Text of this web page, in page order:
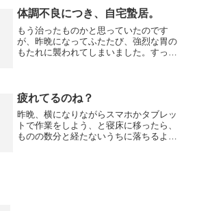
体調不良につき、自宅蟄居。
もう治ったものかと思っていたのです
が、昨晩になってふたたび、強烈な胃の
もたれに襲われてしまいました。すっか
消耗して、頭が回らない。こ...
疲れてるのね？
昨晩、横になりながらスマホかタブレッ
トで作業をしよう、と寝床に移ったら、
ものの数分と経たないうちに落ちるよう